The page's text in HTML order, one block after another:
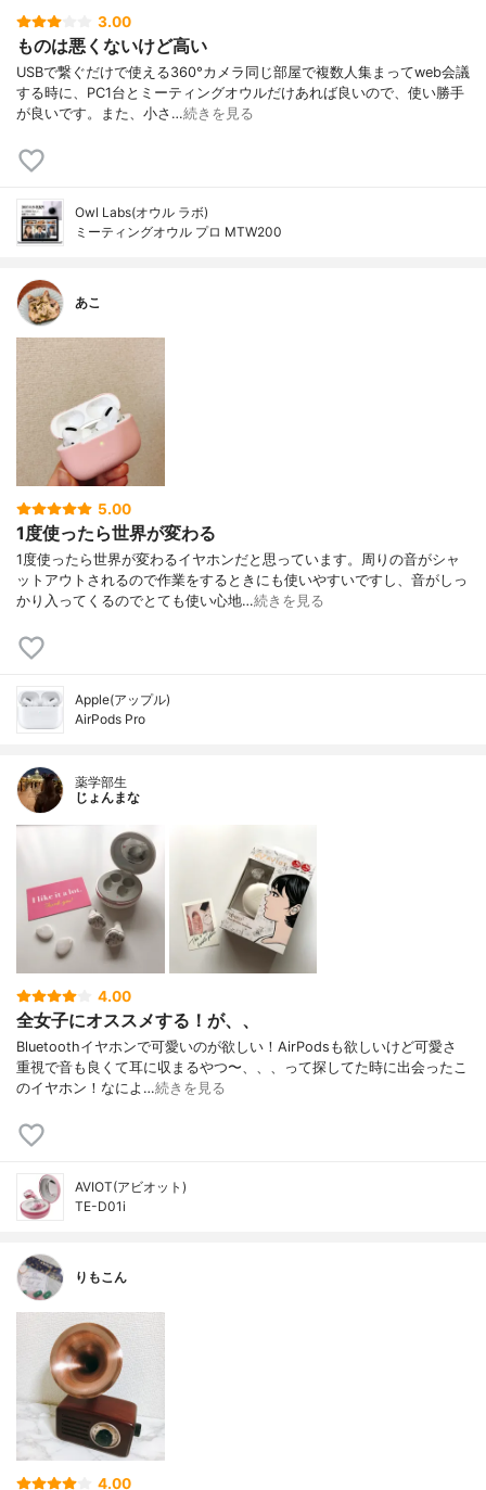
3.00
ものは悪くないけど高い
USBで繋ぐだけで使える360°カメラ同じ部屋で複数人集まってweb会議
する時に、PC1台とミーティングオウルだけあれば良いので、使い勝手
が良いです。また、小さ…続きを見る
Owl Labs(オウル ラボ)
ミーティングオウル プロ MTW200
あこ
5.00
1度使ったら世界が変わる
1度使ったら世界が変わるイヤホンだと思っています。周りの音がシャ
ットアウトされるので作業をするときにも使いやすいですし、音がしっ
かり入ってくるのでとても使い心地…続きを見る
Apple(アップル)
AirPods Pro
薬学部生
じょんまな
4.00
全女子にオススメする！が、、
Bluetoothイヤホンで可愛いのが欲しい！AirPodsも欲しいけど可愛さ
重視で音も良くて耳に収まるやつ〜、、、って探してた時に出会ったこ
のイヤホン！なによ…続きを見る
AVIOT(アビオット)
TE-D01i
りもこん
4.00